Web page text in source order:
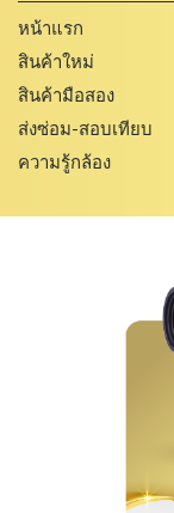
หน้าแรก
สินค้าใหม่
สินค้ามือสอง
ส่งซ่อม-สอบเทียบ
ความรู้กล้อง